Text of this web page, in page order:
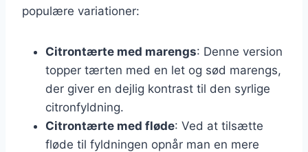
populære variationer:
Citrontærte med marengs: Denne version
topper tærten med en let og sød marengs,
der giver en dejlig kontrast til den syrlige
citronfyldning.
Citrontærte med fløde: Ved at tilsætte
fløde til fyldningen opnår man en mere